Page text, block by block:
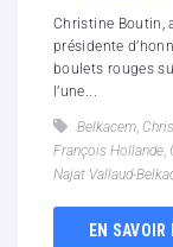
Christine Boutin,
présidente
boulets rouges
l’une...
Belkacem,
François Hollande,
Najat Vallaud-
EN SAVOIR